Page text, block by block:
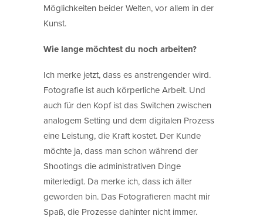
Möglichkeiten beider Welten, vor allem in der
Kunst.
Wie lange möchtest du noch arbeiten?
Ich merke jetzt, dass es anstrengender wird.
Fotografie ist auch körperliche Arbeit. Und
auch für den Kopf ist das Switchen zwischen
analogem Setting und dem digitalen Prozess
eine Leistung, die Kraft kostet. Der Kunde
möchte ja, dass man schon während der
Shootings die administrativen Dinge
miterledigt. Da merke ich, dass ich älter
geworden bin. Das Fotografieren macht mir
Spaß, die Prozesse dahinter nicht immer.